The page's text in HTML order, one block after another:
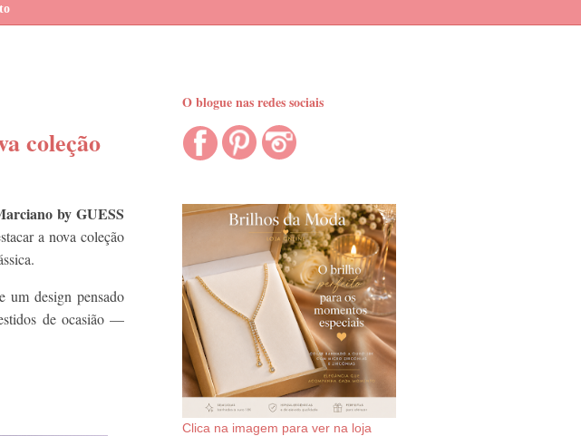
coleção
by GUESS
a nova coleção
um design pensado
de ocasião —
O blogue nas redes sociais
Clica na imagem para ver na loja